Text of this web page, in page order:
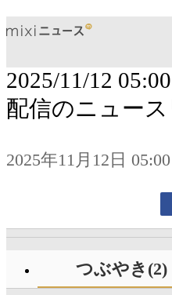
2025/11/12 05:00
配信のニュース
2025年11月12日 05:00
つぶやき(2)